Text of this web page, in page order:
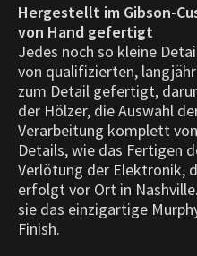
Hergestellt im Gibson-
von Hand gefertigt
Jedes noch so kleine
von qualifizierten,
zum Detail gefertigt,
der Hölzer, die Auswahl
Verarbeitung komplett
Details, wie das Fertigen
Verlötung der Elektronik,
erfolgt vor Ort in
sie das einzigartige
Finish.